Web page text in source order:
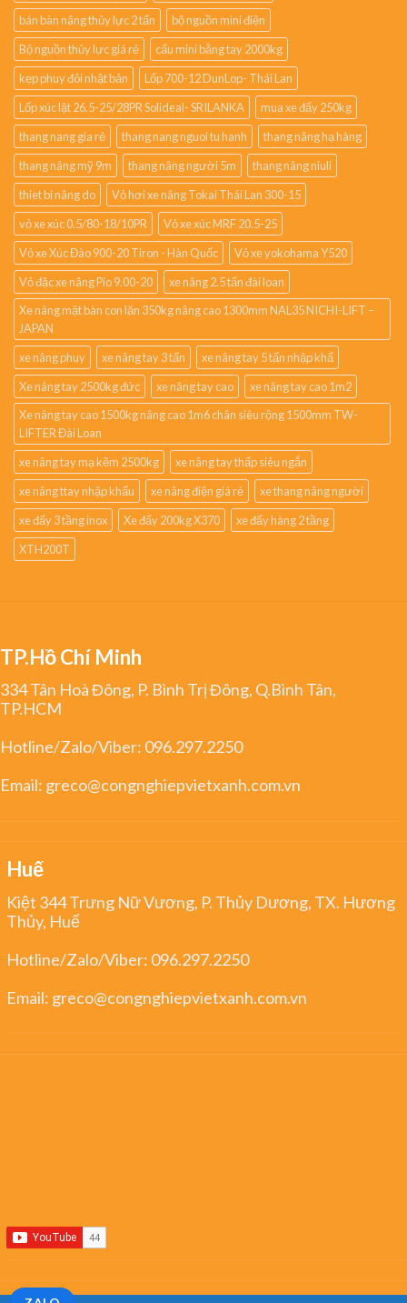
bán bàn nâng thủy lực 2 tấn
bộ nguồn mini điện
Bộ nguồn thủy lực giá rẻ
cẩu mini bằng tay 2000kg
kẹp phuy đôi nhật bản
Lốp 700-12 DunLop- Thái Lan
Lốp xúc lật 26.5-25/28PR Solideal- SRILANKA
mua xe đẩy 250kg
thang nang gia rẻ
thang nang nguoi tu hanh
thang nâng hạ hàng
thang nâng mỹ 9m
thang nâng người 5m
thang nâng niuli
thiet bi nâng do
Vỏ hơi xe nâng Tokai Thái Lan 300-15
vỏ xe xúc 0.5/80-18/10PR
Vỏ xe xúc MRF 20.5-25
Vỏ xe Xúc Đào 900-20 Tiron - Hàn Quốc
Vỏ xe yokohama Y520
Vỏ đặc xe nâng Pio 9.00-20
xe nâng 2.5 tấn đài loan
Xe nâng mặt bàn con lăn 350kg nâng cao 1300mm NAL35 NICHI-LIFT –
JAPAN
xe nâng phuy
xe nâng tay 3 tấn
xe nâng tay 5 tấn nhập khẩ
Xe nâng tay 2500kg đức
xe nâng tay cao
xe nâng tay cao 1m2
Xe nâng tay cao 1500kg nâng cao 1m6 chân siêu rộng 1500mm TW-
LIFTER Đài Loan
xe nâng tay mạ kẽm 2500kg
xe nâng tay thấp siêu ngắn
xe nâng ttay nhập khẩu
xe nâng điện giá rẻ
xe thang nâng người
xe đẩy 3 tầng inox
Xe đẩy 200kg X370
xe đẩy hàng 2 tầng
XTH200T
TP.Hồ Chí Minh
334 Tân Hoà Đông, P. Bình Trị Đông, Q.Bình Tân,
TP.HCM
Hotline/Zalo/Viber: 096.297.2250
Email: greco@congnghiepvietxanh.com.vn
Huế
Kiệt 344 Trưng Nữ Vương, P. Thủy Dương, TX. Hương
Thủy, Huế
Hotline/Zalo/Viber: 096.297.2250
Email: greco@congnghiepvietxanh.com.vn